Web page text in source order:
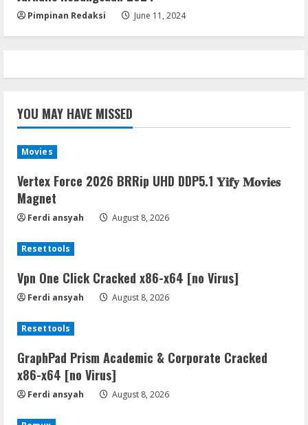
5
Pimpinan Redaksi June 11, 2024
YOU MAY HAVE MISSED
Movies
Vertex Force 2026 BRRip UHD DDP5.1 𝐘𝐢𝐟𝐲 𝐌𝐨𝐯𝐢𝐞𝐬
Magnet
Ferdi ansyah August 8, 2026
Resettools
Vpn One Click Cracked x86-x64 [no Virus]
Ferdi ansyah August 8, 2026
Resettools
GraphPad Prism Academic & Corporate Cracked
x86-x64 [no Virus]
Ferdi ansyah August 8, 2026